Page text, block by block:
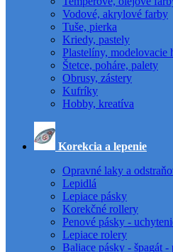
Vodové, akrylové farby
Tuše, pierka
Kriedy, pastely
Plastelíny, modelovacie
Štetce, poháre, palety
Obrusy, zástery
Kufríky
Hobby, kreatíva
Korekcia a lepenie
Opravné laky a
Lepidlá
Lepiace pásky
Korekčné rollery
Penové pásky -
Lepiace rolery
Baliace pásky - špagát -